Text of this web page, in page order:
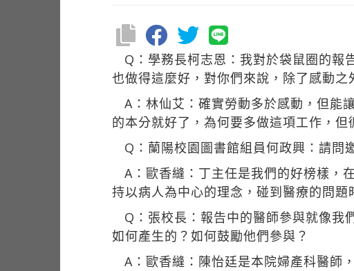
Q：學務長柯志恩：我對於袋鼠圈的報
也做得這麼好，對你們來說，除了感動
A：林仙艾：確實勞動多於感動，但能
的本分就好了，為何要多做這項工作，
Q：蘭陽校園圖書館組員何政興：請問
A：歐香縫：丁主任是我們的好榜樣，
持以病人為中心的理念，碰到醫療的問
Q：張校長：報告中的醫師參與就像我
如何產生的？如何鼓勵他們參與？
A：歐香縫：陳怡廷是本院婦產科醫師